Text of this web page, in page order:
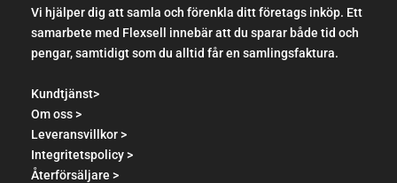
Vi hjälper dig att samla och förenkla ditt företags inköp. Ett
samarbete med Flexsell innebär att du sparar både tid och
pengar, samtidigt som du alltid får en samlingsfaktura.
Kundtjänst>
Om oss >
Leveransvillkor >
Integritetspolicy >
Återförsäljare >